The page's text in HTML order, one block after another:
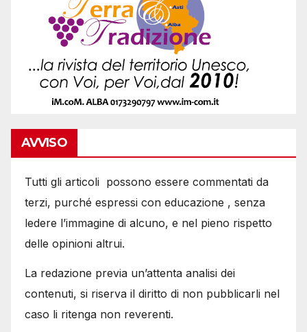
AVVISO
Tutti gli articoli possono essere commentati da
terzi, purché espressi con educazione , senza
ledere l’immagine di alcuno, e nel pieno rispetto
delle opinioni altrui.
La redazione previa un’attenta analisi dei
contenuti, si riserva il diritto di non pubblicarli nel
caso li ritenga non reverenti.